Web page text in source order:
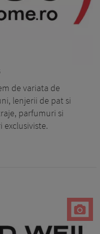
de variata de
lenjerii de pat si
parfumuri si